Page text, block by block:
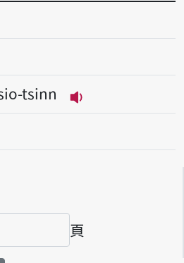
tsinn
播放音讀sio-
頁